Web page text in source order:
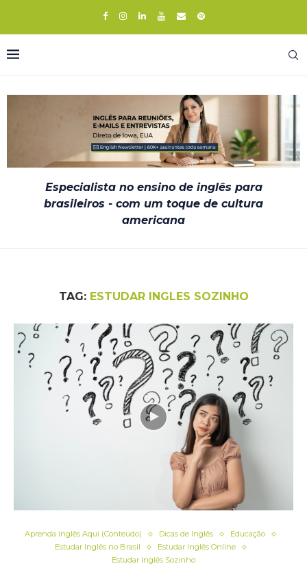
Especialista no ensino de inglês para
brasileiros - com um toque de cultura
americana
TAG: ESTUDAR INGLES SOZINHO
Aprenda Inglês Aqui (Conteúdo) Dicas de Inglês
Educação
Estudar Inglês no Brasil
Estudar Inglês Online
Estudar Inglês Sozinho